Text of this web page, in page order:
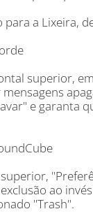
a Lixeira,
superior,
e garanta
ao
"Trash".